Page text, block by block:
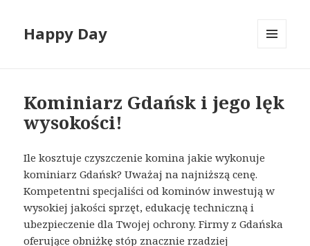
Happy Day
Kominiarz Gdańsk i jego lęk
wysokości!
Ile kosztuje czyszczenie komina jakie wykonuje
kominiarz Gdańsk? Uważaj na najniższą cenę.
Kompetentni specjaliści od kominów inwestują w
wysokiej jakości sprzęt, edukację techniczną i
ubezpieczenie dla Twojej ochrony. Firmy z Gdańska
oferujące obniżkę stóp znacznie rzadziej